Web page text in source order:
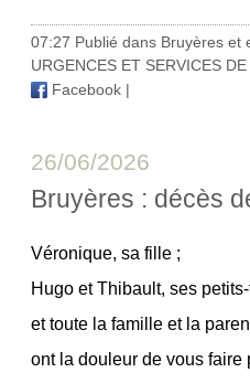
07:27 Publié dans Bruyères et
URGENCES ET SERVICES
Facebook |
26/06/2026
Bruyères : décès
Véronique, sa fille ;
Hugo et Thibault, ses
et toute la famille et la
ont la douleur de vous faire